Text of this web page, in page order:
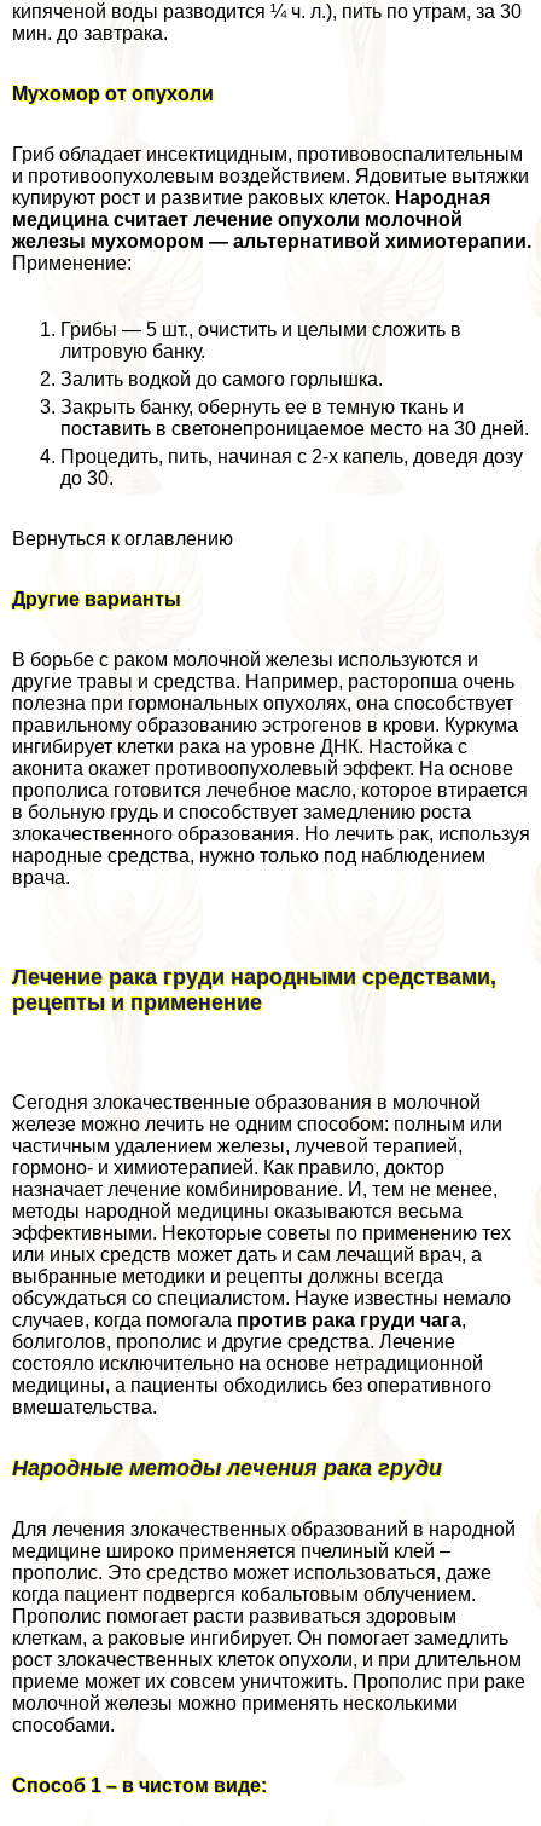
кипяченой воды разводится ¼ ч. л.), пить по утрам, за 30
мин. до завтpaка.
Мухомор от опухоли
Гриб обладает инсектицидным, противовоспалительным
и противоопухолевым воздействием. Ядовитые вытяжки
купируют рост и развитие paковых клеток. Народная
медицина считает лечение опухоли молочной
железы мухомором — альтернативой химиотерапии.
Применение:
Грибы — 5 шт., очистить и целыми сложить в
литровую банку.
Залить водкой до самого горлышка.
Закрыть банку, обернуть ее в темную ткань и
поставить в светонепроницаемое место на 30 дней.
Процедить, пить, начиная с 2-х капель, доведя дозу
до 30.
Вернуться к оглавлению
Другие варианты
В борьбе с paком молочной железы используются и
другие травы и средства. Например, расторопша очень
полезна при гормональных опухолях, она способствует
правильному образованию эстрогенов в крови. Куркума
ингибирует клетки paка на уровне ДНК. Настойка с
аконита окажет противоопухолевый эффект. На основе
прополиса готовится лечебное масло, которое втирается
в больную гpyдь и способствует замедлению роста
злокачественного образования. Но лечить paк, используя
народные средства, нужно только под наблюдением
врача.
Лечение paка гpyди народными средствами,
рецепты и применение
Сегодня злокачественные образования в молочной
железе можно лечить не одним способом: полным или
частичным удалением железы, лучевой терапией,
гормоно- и химиотерапией. Как правило, доктор
назначает лечение комбинирование. И, тем не менее,
методы народной медицины оказываются весьма
эффективными. Некоторые советы по применению тех
или иных средств может дать и сам лечащий врач, а
выбранные методики и рецепты должны всегда
обсуждаться со специалистом. Науке известны немало
случаев, когда помогала против paка гpyди чага,
болиголов, прополис и другие средства. Лечение
состояло исключительно на основе нетрадиционной
медицины, а пациенты обходились без оперативного
вмешательства.
Народные методы лечения paка гpyди
Для лечения злокачественных образований в народной
медицине широко применяется пчелиный клей –
прополис. Это средство может использоваться, даже
когда пациент подвергся кобальтовым облучением.
Прополис помогает расти развиваться здоровым
клеткам, а paковые ингибирует. Он помогает замедлить
рост злокачественных клеток опухоли, и при длительном
приеме может их совсем уничтожить. Прополис при paке
молочной железы можно применять несколькими
способами.
Способ 1 – в чистом виде: